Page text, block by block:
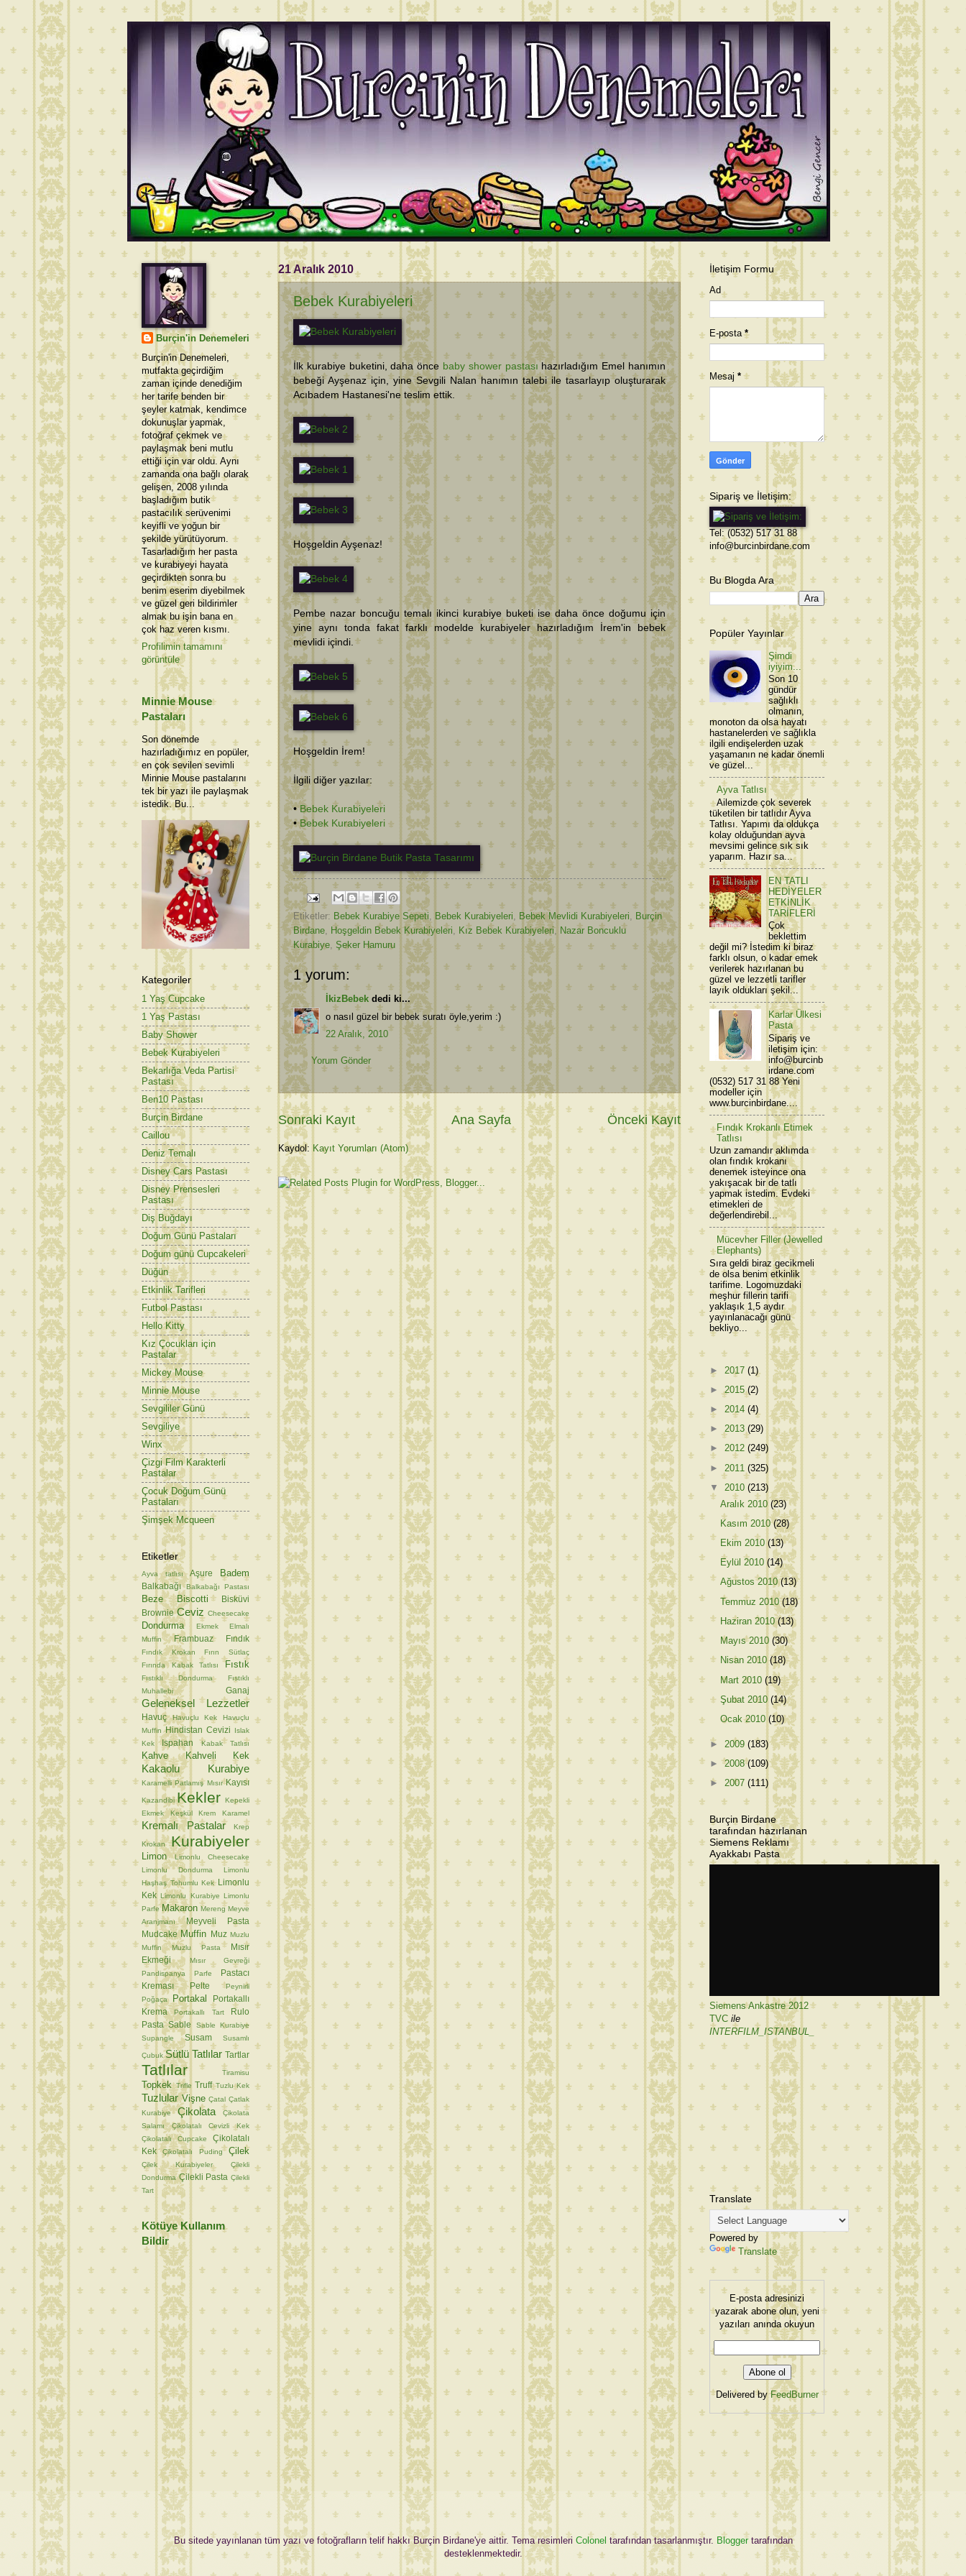
21 Aralık 2010
Bebek Kurabiyeleri
İlk kurabiye buketini, daha önce baby shower pastası hazırladığım Emel hanımın
bebeği Ayşenaz için, yine Sevgili Nalan hanımın talebi ile tasarlayıp oluşturarak
Acıbadem Hastanesi'ne teslim ettik.
Hoşgeldin Ayşenaz!
Pembe nazar boncuğu temalı ikinci kurabiye buketi ise daha önce doğumu için
yine aynı tonda fakat farklı modelde kurabiyeler hazırladığım İrem'in bebek
mevlidi içindi.
Hoşgeldin İrem!
İlgili diğer yazılar:
•Bebek Kurabiyeleri
•Bebek Kurabiyeleri
Etiketler: Bebek Kurabiye Sepeti, Bebek Kurabiyeleri, Bebek Mevlidi Kurabiyeleri, Burçin
Birdane, Hoşgeldin Bebek Kurabiyeleri, Kız Bebek Kurabiyeleri, Nazar Boncuklu
Kurabiye, Şeker Hamuru
1 yorum:
İkizBebek dedi ki...
o nasıl güzel bir bebek suratı öyle,yerim :)
22 Aralık, 2010
Yorum Gönder
Sonraki Kayıt Önceki Kayıt
Ana Sayfa
Kaydol: Kayıt Yorumları (Atom)
Burçin'in Denemeleri
Burçin'in Denemeleri,
mutfakta geçirdiğim
zaman içinde denediğim
her tarife benden bir
şeyler katmak, kendimce
dokunuşlar yapmak,
fotoğraf çekmek ve
paylaşmak beni mutlu
ettiği için var oldu. Aynı
zamanda ona bağlı olarak
gelişen, 2008 yılında
başladığım butik
pastacılık serüvenimi
keyifli ve yoğun bir
şekilde yürütüyorum.
Tasarladığım her pasta
ve kurabiyeyi hayata
geçirdikten sonra bu
benim eserim diyebilmek
ve güzel geri bildirimler
almak bu işin bana en
çok haz veren kısmı.
Profilimin tamamını
görüntüle
Minnie Mouse
Pastaları
Son dönemde
hazırladığımız en popüler,
en çok sevilen sevimli
Minnie Mouse pastalarını
tek bir yazı ile paylaşmak
istedik. Bu...
Kategoriler
1 Yaş Cupcake
1 Yaş Pastası
Baby Shower
Bebek Kurabiyeleri
Bekarlığa Veda Partisi
Pastası
Ben10 Pastası
Burçin Birdane
Caillou
Deniz Temalı
Disney Cars Pastası
Disney Prensesleri
Pastası
Diş Buğdayı
Doğum Günü Pastaları
Doğum günü Cupcakeleri
Düğün
Etkinlik Tarifleri
Futbol Pastası
Hello Kitty
Kız Çocukları için
Pastalar
Mickey Mouse
Minnie Mouse
Sevgililer Günü
Sevgiliye
Winx
Çizgi Film Karakterli
Pastalar
Çocuk Doğum Günü
Pastaları
Şimşek Mcqueen
Etiketler
Ayva tatlısı Aşure Badem
Balkabağı Balkabağı Pastası
Beze Biscotti
Bisküvi
Brownie Ceviz Cheesecake
Dondurma Ekmek
Elmalı
Muffin
Frambuaz Fındık
Fındık Krokan
Fırın Sütlaç
Fırında Kabak Tatlısı
Fıstık
Fıstıklı Dondurma
Fıstıklı
Muhallebi
Ganaj
Geleneksel Lezzetler
Havuç Havuçlu Kek
Havuçlu
Muffin Hindistan Cevizi
Islak
Kek
Ispahan Kabak Tatlısı
Kahve Kahveli Kek
Kakaolu Kurabiye
Karamelli Patlamış Mısır Kayısı
Kazandibi Kekler Kepekli
Ekmek
Keşkül Krem Karamel
Kremalı Pastalar Krep
Krokan Kurabiyeler
Limon
Limonlu Cheesecake
Limonlu Dondurma
Limonlu
Haşhaş Tohumlu Kek
Limonlu
Kek Limonlu Kurabiye Limonlu
Parfe Makaron Mereng Meyve
Aranjmanı
Meyveli Pasta
Mudcake Muffin Muz Muzlu
Muffin
Muzlu Pasta
Mısır
Ekmeği
Mısır Gevreği
Pandispanya
Parfe
Pastacı
Kreması
Pelte
Peynirli
Poğaça
Portakal
Portakallı
Krema
Portakallı Tart
Rulo
Pasta Sable
Sable Kurabiye
Supangle
Susam Susamlı
Çubuk Sütlü Tatlılar Tartlar
Tatlılar Tiramisu
Topkek Trifle Truff Tuzlu Kek
Tuzlular Vişne Çatal Çatlak
Kurabiye
Çikolata
Çikolata
Salamı
Çikolatalı Cevizli Kek
Çikolatalı Cupcake
Çikolatalı
Kek
Çikolatalı Puding Çilek
Çilek Kurabiyeler
Çilekli
Dondurma Çilekli Pasta Çilekli
Tart
Kötüye Kullanım
Bildir
İletişim Formu
Ad
E-posta*
Mesaj *
Sipariş ve İletişim:
Tel: (0532) 517 31 88
info@burcinbirdane.com
Bu Blogda Ara
Popüler Yayınlar
Şimdi
iyiyim...
Son 10
gündür
sağlıklı
olmanın,
monoton da olsa hayatı
hastanelerden ve sağlıkla
ilgili endişelerden uzak
yaşamanın ne kadar önemli
ve güzel...
Ayva Tatlısı
Ailemizde çok severek
tüketilen bir tatlıdır Ayva
Tatlısı. Yapımı da oldukça
kolay olduğundan ayva
mevsimi gelince sık sık
yaparım. Hazır sa...
EN TATLI
HEDİYELER
ETKİNLİK
TARİFLERİ
Çok
beklettim
değil mi? İstedim ki biraz
farklı olsun, o kadar emek
verilerek hazırlanan bu
güzel ve lezzetli tarifler
layık oldukları şekil...
Karlar Ülkesi
Pasta
Sipariş ve
iletişim için:
info@burcinb
irdane.com
(0532) 517 31 88 Yeni
modeller için
www.burcinbirdane....
Fındık Krokanlı Etimek
Tatlısı
Uzun zamandır aklımda
olan fındık krokanı
denemek isteyince ona
yakışacak bir de tatlı
yapmak istedim. Evdeki
etimekleri de
değerlendirebil...
Mücevher Filler (Jewelled
Elephants)
Sıra geldi biraz gecikmeli
de olsa benim etkinlik
tarifime. Logomuzdaki
meşhur fillerin tarifi
yaklaşık 1,5 aydır
yayınlanacağı günü
bekliyo...
► 2017 (1)
►2015(2)
► 2014 (4)
► 2013 (29)
► 2012 (249)
► 2011 (325)
▼ 2010 (213)
Aralık 2010(23)
Kasım 2010(28)
Ekim 2010(13)
Eylül 2010(14)
Ağustos 2010(13)
Temmuz 2010(18)
Haziran 2010(13)
Mayıs 2010(30)
Nisan 2010(18)
Mart 2010(19)
Şubat 2010(14)
Ocak 2010(10)
► 2009 (183)
►2008(109)
► 2007 (111)
Burçin Birdane
tarafından hazırlanan
Siemens Reklamı
Ayakkabı Pasta
Siemens Ankastre 2012
TVC ile
INTERFILM_ISTANBUL_
Translate
Powered by
Translate
E-posta adresinizi
yazarak abone olun, yeni
yazıları anında okuyun
Delivered byFeedBurner
Bu sitede yayınlanan tüm yazı ve fotoğrafların telif hakkı Burçin Birdane'ye aittir. Tema resimleri Colonel tarafından tasarlanmıştır. Bloggertarafından
desteklenmektedir.